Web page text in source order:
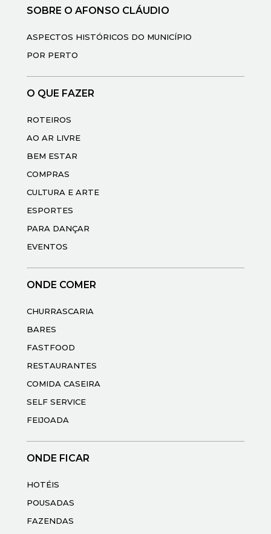
SOBRE O AFONSO CLÁUDIO
ASPECTOS HISTÓRICOS DO MUNICÍPIO
POR PERTO
O QUE FAZER
ROTEIROS
AO AR LIVRE
BEM ESTAR
COMPRAS
CULTURA E ARTE
ESPORTES
PARA DANÇAR
EVENTOS
ONDE COMER
CHURRASCARIA
BARES
FASTFOOD
RESTAURANTES
COMIDA CASEIRA
SELF SERVICE
FEIJOADA
ONDE FICAR
HOTÉIS
POUSADAS
FAZENDAS